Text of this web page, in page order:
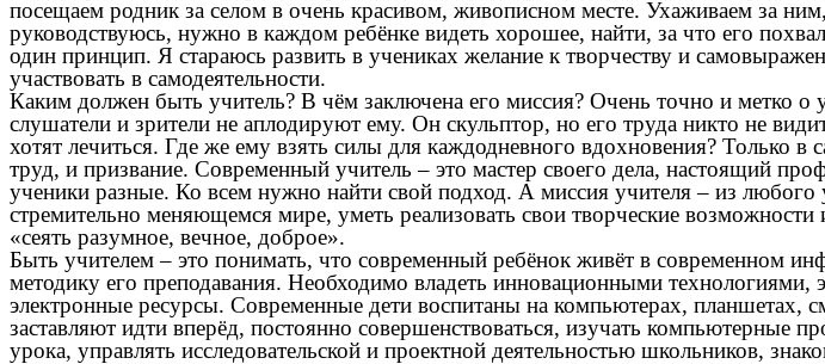
посещаем родник за селом в очень красивом, живописном месте. Ухаживаем за
руководствуюсь, нужно в каждом ребёнке видеть хорошее, найти, за что его
один принцип. Я стараюсь развить в учениках желание к творчеству и
участвовать в самодеятельности.
Каким должен быть учитель? В чём заключена его миссия? Очень точно и метко о
слушатели и зрители не аплодируют ему. Он скульптор, но его труда никто не
хотят лечиться. Где же ему взять силы для каждодневного вдохновения? Только в
труд, и призвание. Современный учитель – это мастер своего дела, настоящий
ученики разные. Ко всем нужно найти свой подход. А миссия учителя – из любого
стремительно меняющемся мире, уметь реализовать свои творческие
«сеять разумное, вечное, доброе».
Быть учителем – это понимать, что современный ребёнок живёт в современном
методику его преподавания. Необходимо владеть инновационными технологиями,
электронные ресурсы. Современные дети воспитаны на компьютерах, планшетах,
заставляют идти вперёд, постоянно совершенствоваться, изучать компьютерные
урока, управлять исследовательской и проектной деятельностью школьников,